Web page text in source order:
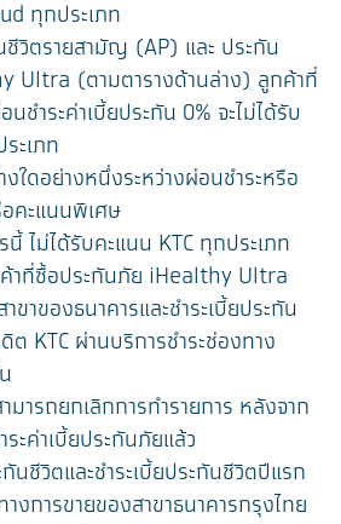
ทุกประเภท
วิตรายสามัญ (AP) และ ประกัน
Ultra (ตามตารางด้านล่าง) ลูกค้าที่
นชำระค่าเบี้ยประกัน 0% จะไม่ได้รับ
ะเภท
งใดอย่างหนึ่งระหว่างผ่อนชำระหรือ
คะแนนพิเศษ
นี้ ไม่ได้รับคะแนน KTC ทุกประเภท
าที่ซื้อประกันภัย iHealthy Ultra
ขาของธนาคารและชำระเบี้ยประกัน
ต KTC ผ่านบริการชำระช่องทาง
มารถยกเลิกการทำรายการ หลังจาก
ะค่าเบี้ยประกันภัยแล้ว
นชีวิตและชำระเบี้ยประกันชีวิตปีแรก
งการขายของสาขาธนาคารกรุงไทย